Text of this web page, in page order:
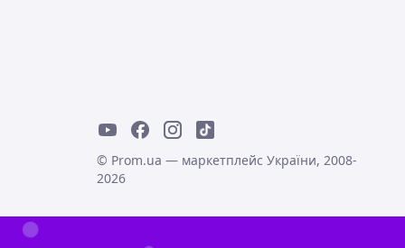
© Prom.ua — маркетплейс України, 2008-
2026